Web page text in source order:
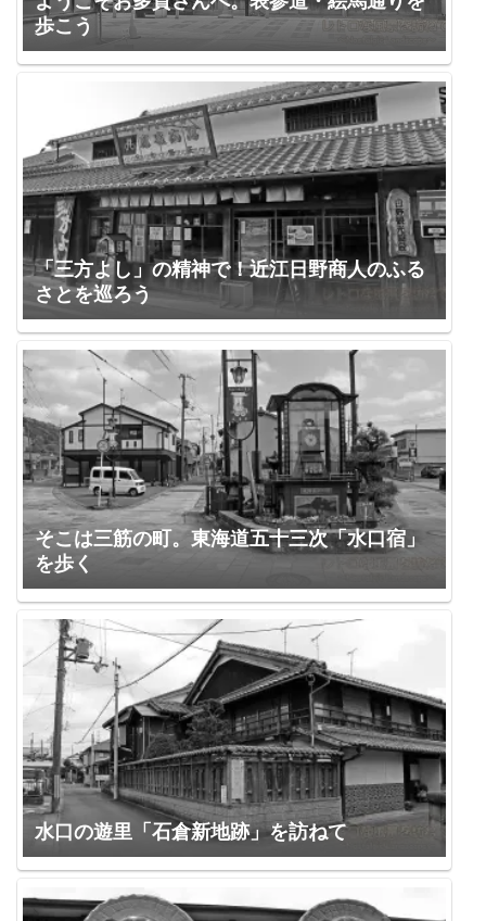
歩こう
「三方よし」の精神で！近江日野商人のふる
さとを巡ろう
そこは三筋の町。東海道五十三次「水口宿」
を歩く
水口の遊里「石倉新地跡」を訪ねて